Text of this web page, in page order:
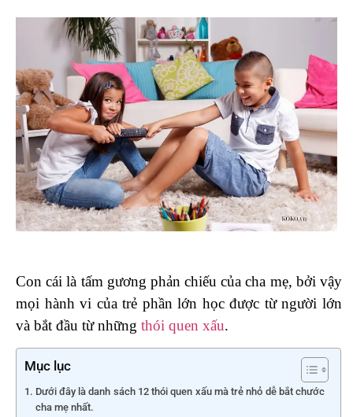
Con cái là tấm gương phản chiếu của cha mẹ, bởi vậy
mọi hành vi của trẻ phần lớn học được từ người lớn
và bắt đầu từ những thói quen xấu.
Mục lục
Dưới đây là danh sách 12 thói quen xấu mà trẻ nhỏ dễ bắt chước
cha mẹ nhất.